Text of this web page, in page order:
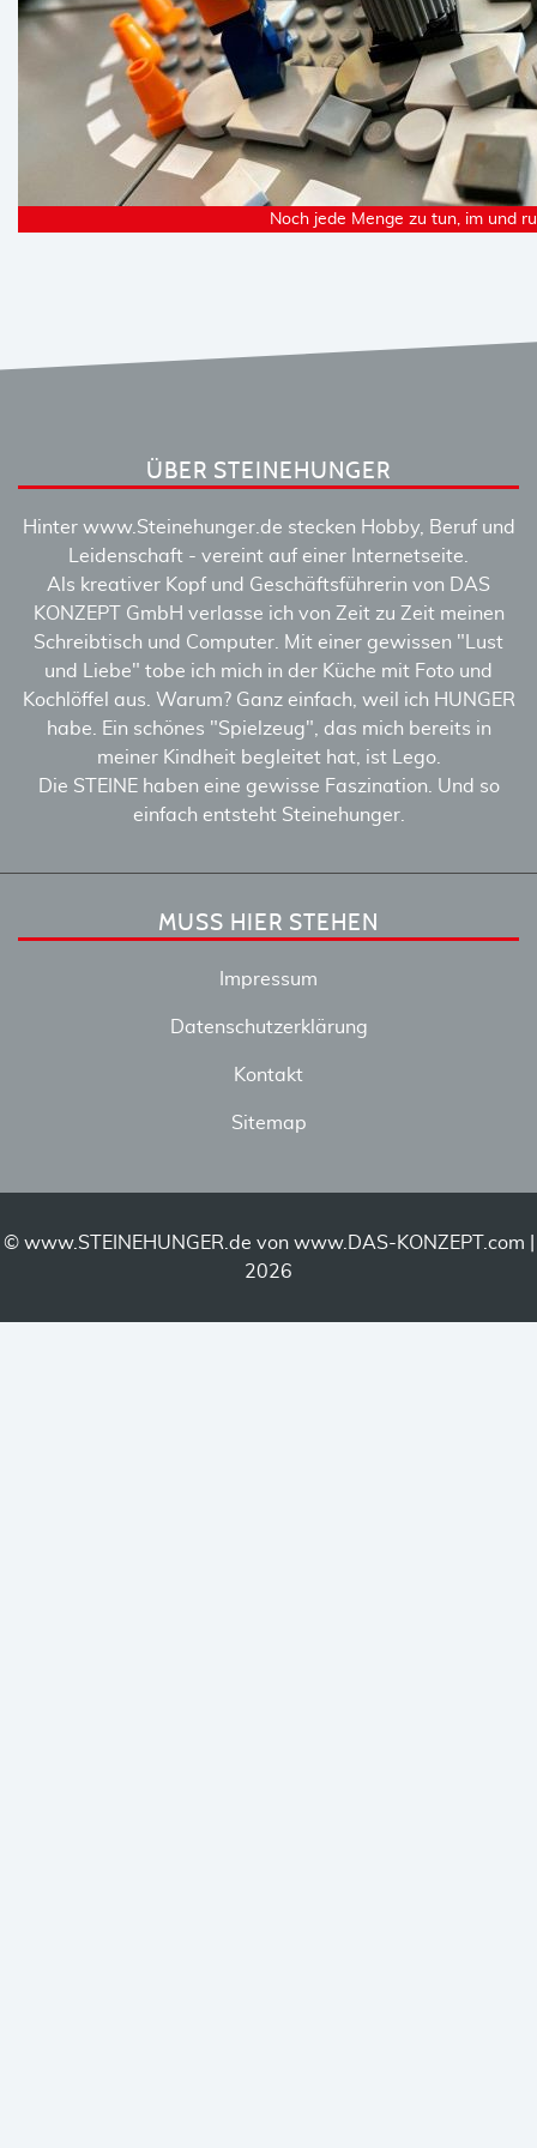
Noch jede Menge zu tun, im und
ÜBER STEINEHUNGER
Hinter www.Steinehunger.de stecken Hobby, Beruf und
Leidenschaft - vereint auf einer Internetseite.
Als kreativer Kopf und Geschäftsführerin von DAS
KONZEPT GmbH verlasse ich von Zeit zu Zeit meinen
Schreibtisch und Computer. Mit einer gewissen "Lust
und Liebe" tobe ich mich in der Küche mit Foto und
Kochlöffel aus. Warum? Ganz einfach, weil ich HUNGER
habe. Ein schönes "Spielzeug", das mich bereits in
meiner Kindheit begleitet hat, ist Lego.
Die STEINE haben eine gewisse Faszination. Und so
einfach entsteht Steinehunger.
MUSS HIER STEHEN
Impressum
Datenschutzerklärung
Kontakt
Sitemap
© www.STEINEHUNGER.de von www.DAS-KONZEPT.com
2026